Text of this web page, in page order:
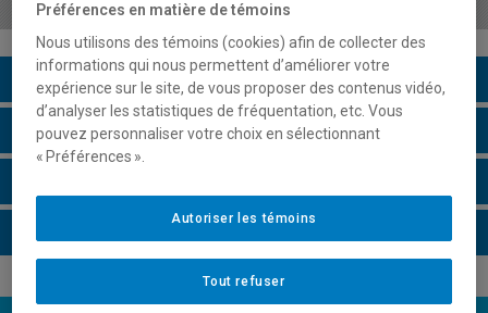
Description du cours
Horaire - Été 2026
Préférences en matière de témoins
Nous utilisons des témoins (cookies) afin de collecter des
informations qui nous permettent d’améliorer votre
expérience sur le site, de vous proposer des contenus vidéo,
d’analyser les statistiques de fréquentation, etc. Vous
pouvez personnaliser votre choix en sélectionnant
« Préférences ».
Tout refuser
Autoriser les témoins